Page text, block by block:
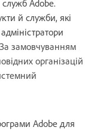
служб Adobe.
й служби, які
За замовчуванням
організацій
Adobe для